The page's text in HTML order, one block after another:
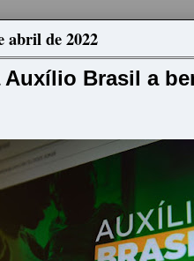
abril de 2022
Auxílio Brasil a